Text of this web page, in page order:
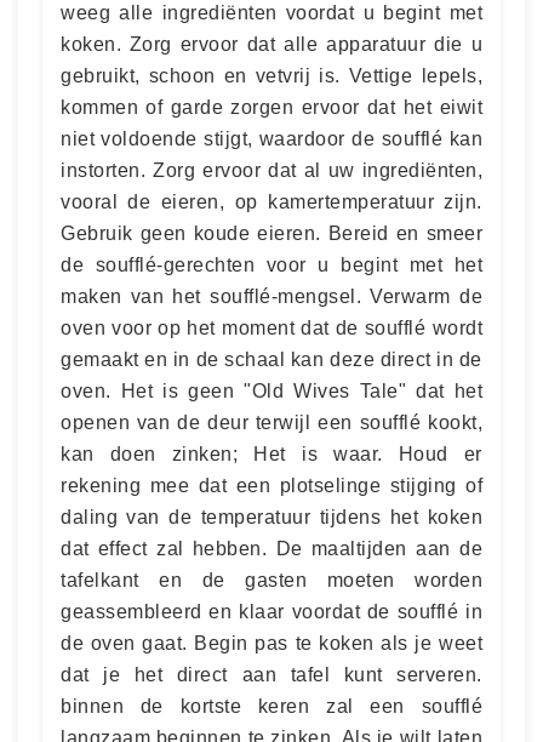
weeg alle ingrediënten voordat u begint met
koken. Zorg ervoor dat alle apparatuur die u
gebruikt, schoon en vetvrij is. Vettige lepels,
kommen of garde zorgen ervoor dat het eiwit
niet voldoende stijgt, waardoor de soufflé kan
instorten. Zorg ervoor dat al uw ingrediënten,
vooral de eieren, op kamertemperatuur zijn.
Gebruik geen koude eieren. Bereid en smeer
de soufflé-gerechten voor u begint met het
maken van het soufflé-mengsel. Verwarm de
oven voor op het moment dat de soufflé wordt
gemaakt en in de schaal kan deze direct in de
oven. Het is geen "Old Wives Tale" dat het
openen van de deur terwijl een soufflé kookt,
kan doen zinken; Het is waar. Houd er
rekening mee dat een plotselinge stijging of
daling van de temperatuur tijdens het koken
dat effect zal hebben. De maaltijden aan de
tafelkant en de gasten moeten worden
geassembleerd en klaar voordat de soufflé in
de oven gaat. Begin pas te koken als je weet
dat je het direct aan tafel kunt serveren.
binnen de kortste keren zal een soufflé
langzaam beginnen te zinken. Als je wilt laten